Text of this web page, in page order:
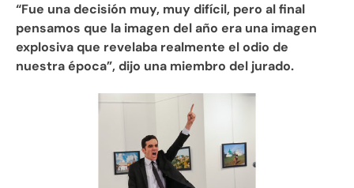
“Fue una decisión muy, muy difícil, pero al final
pensamos que la imagen del año era una imagen
explosiva que revelaba realmente el odio de
nuestra época”, dijo una miembro del jurado.